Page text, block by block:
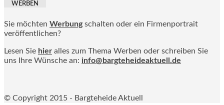
WERBEN
Sie möchten Werbung schalten oder ein Firmenportrait
veröffentlichen?
Lesen Sie hier alles zum Thema Werben oder schreiben Sie
uns Ihre Wünsche an: info@bargteheideaktuell.de
© Copyright 2015 - Bargteheide Aktuell